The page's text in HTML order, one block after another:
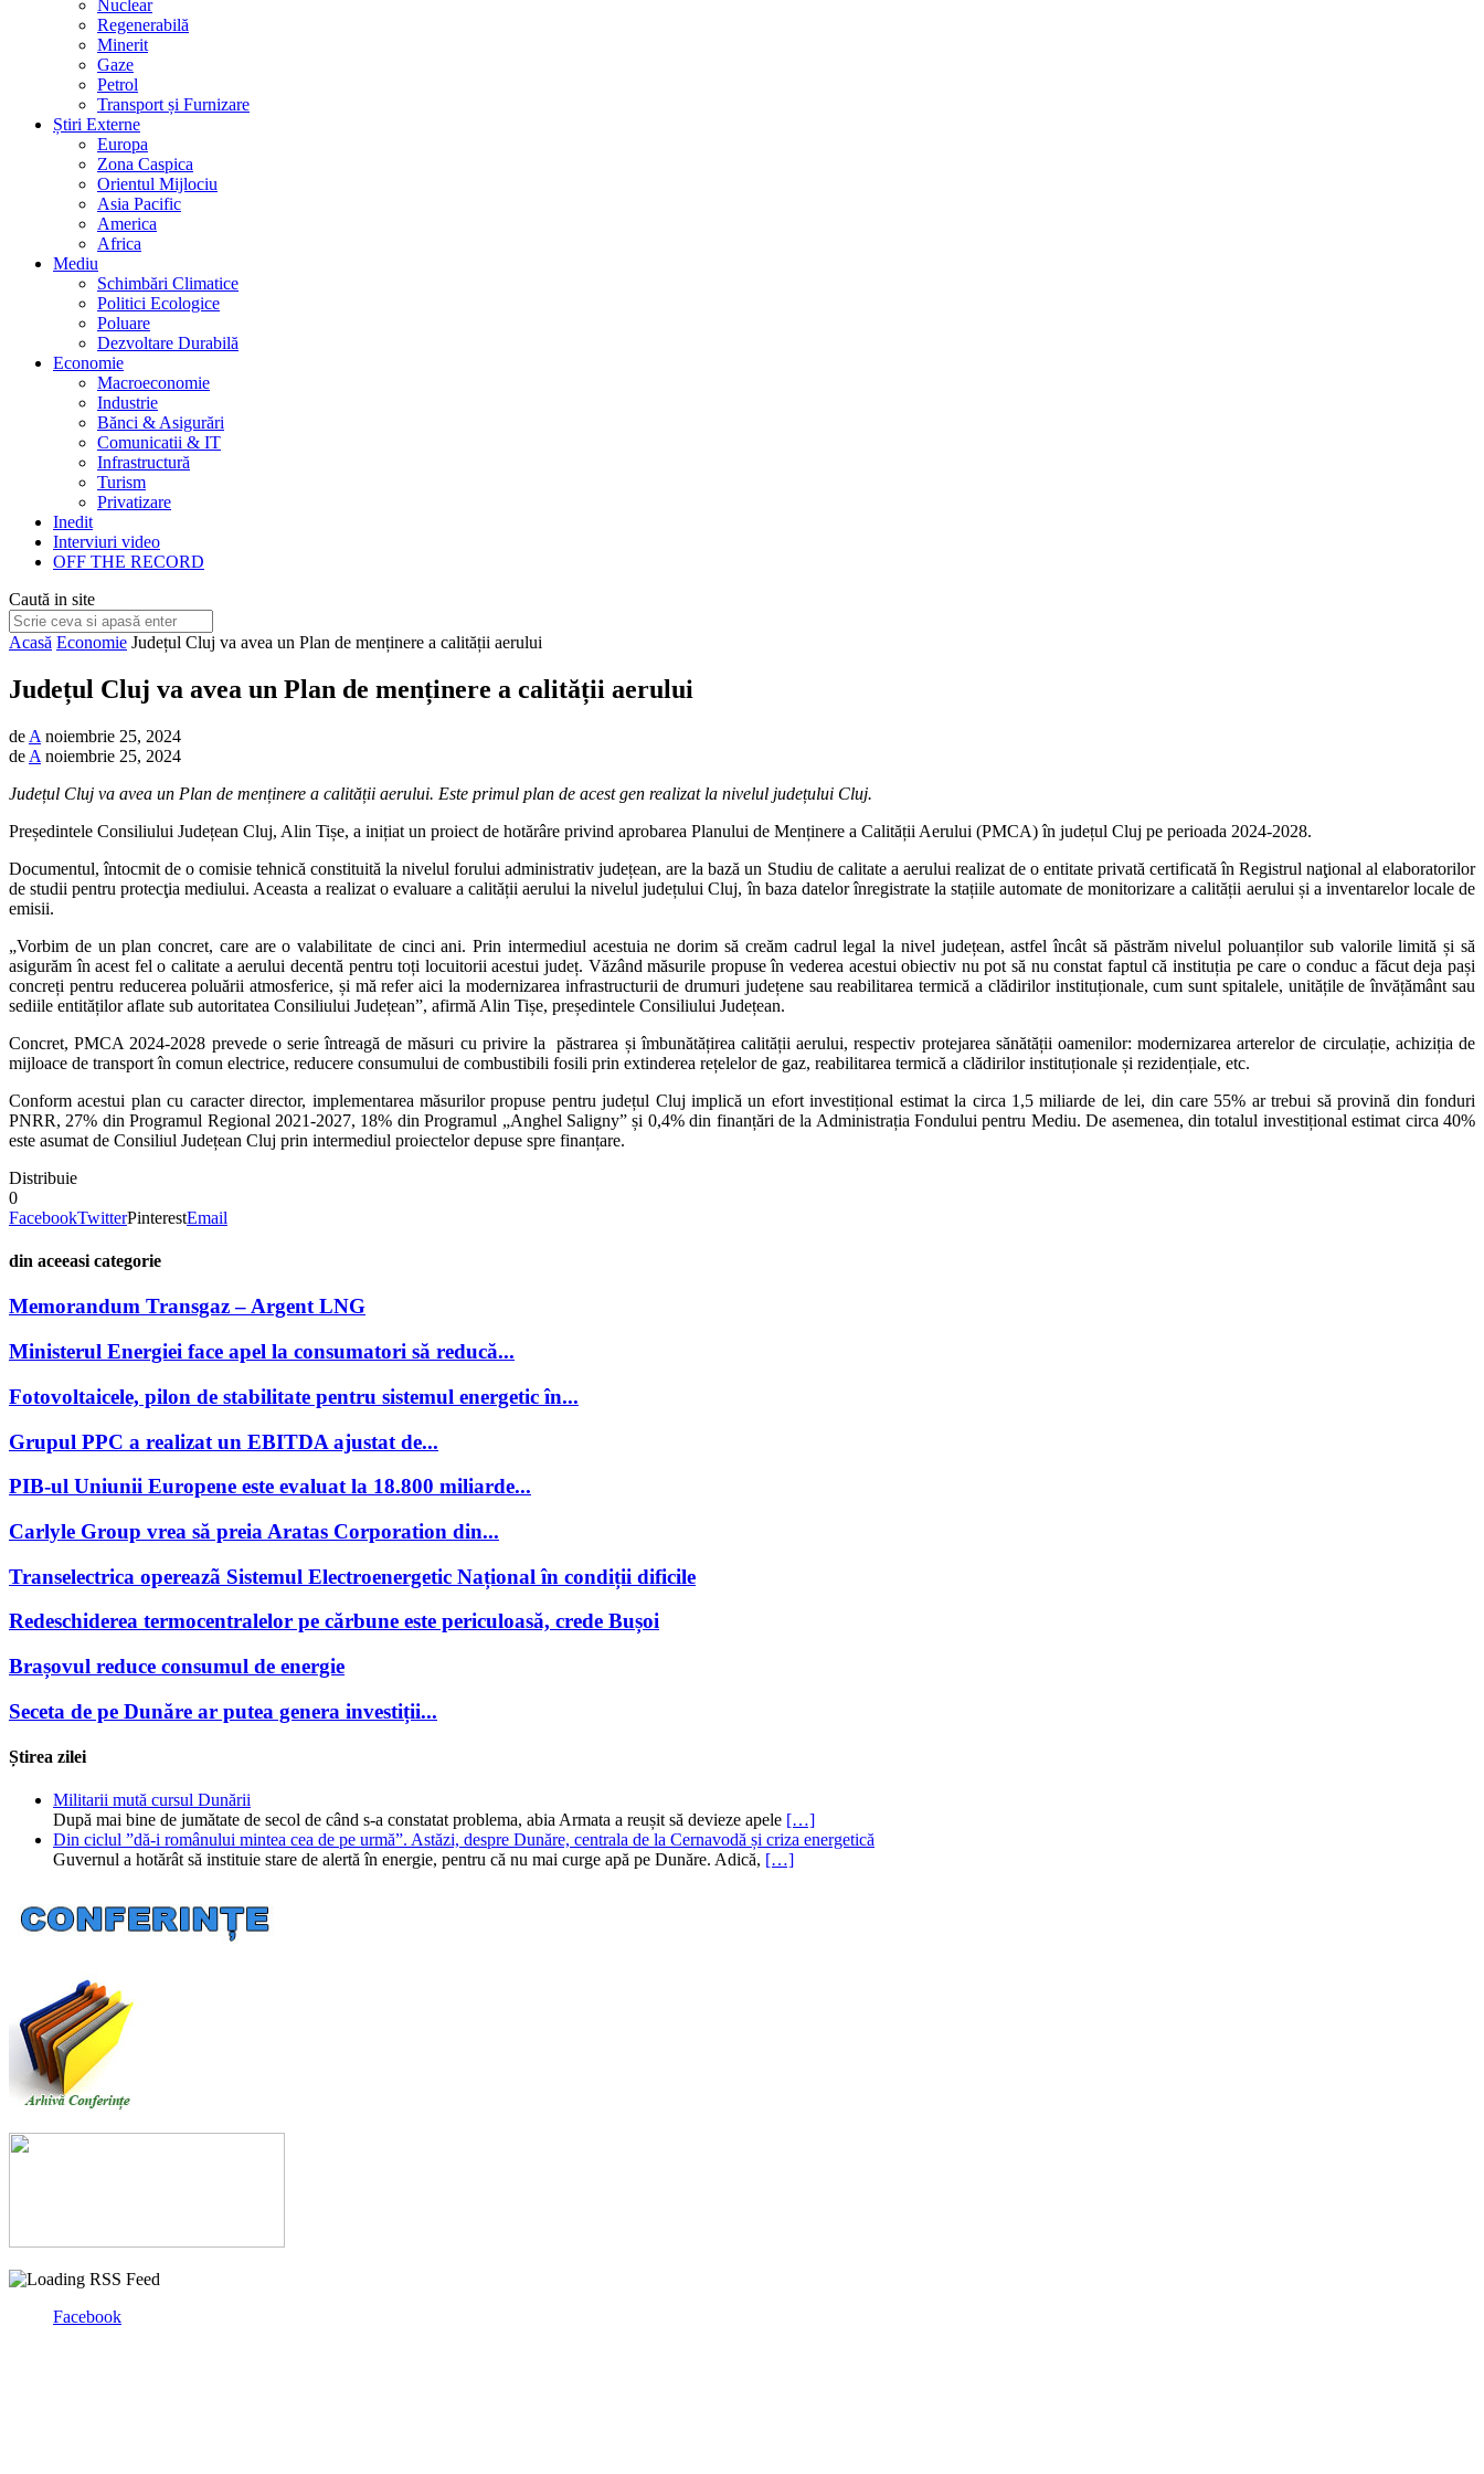
Nuclear
Regenerabilă
Minerit
Gaze
Petrol
Transport și Furnizare
Știri Externe
Europa
Zona Caspica
Orientul Mijlociu
Asia Pacific
America
Africa
Mediu
Schimbări Climatice
Politici Ecologice
Poluare
Dezvoltare Durabilă
Economie
Macroeconomie
Industrie
Bănci & Asigurări
Comunicatii & IT
Infrastructură
Turism
Privatizare
Inedit
Interviuri video
OFF THE RECORD
Caută in site
Acasă Economie Județul Cluj va avea un Plan de menținere a calității aerului
Județul Cluj va avea un Plan de menținere a calității aerului
de A noiembrie 25, 2024
de A noiembrie 25, 2024
Județul Cluj va avea un Plan de menținere a calității aerului. Este primul plan de acest gen realizat la nivelul județului Cluj.
Președintele Consiliului Județean Cluj, Alin Tișe, a inițiat un proiect de hotărâre privind aprobarea Planului de Menținere a Calității Aerului (PMCA) în județul Cluj pe perioada 2024-2028.
Documentul, întocmit de o comisie tehnică constituită la nivelul forului administrativ județean, are la bază un Studiu de calitate a aerului realizat de o entitate privată certificată în Registrul naţional al elaboratorilor
de studii pentru protecţia mediului. Aceasta a realizat o evaluare a calității aerului la nivelul județului Cluj, în baza datelor înregistrate la stațiile automate de monitorizare a calității aerului și a inventarelor locale de
emisii.
„Vorbim de un plan concret, care are o valabilitate de cinci ani. Prin intermediul acestuia ne dorim să creăm cadrul legal la nivel județean, astfel încât să păstrăm nivelul poluanților sub valorile limită și să
asigurăm în acest fel o calitate a aerului decentă pentru toți locuitorii acestui județ. Văzând măsurile propuse în vederea acestui obiectiv nu pot să nu constat faptul că instituția pe care o conduc a făcut deja pași
concreți pentru reducerea poluării atmosferice, și mă refer aici la modernizarea infrastructurii de drumuri județene sau reabilitarea termică a clădirilor instituționale, cum sunt spitalele, unitățile de învățământ sau
sediile entităților aflate sub autoritatea Consiliului Județean”, afirmă Alin Tișe, președintele Consiliului Județean.
Concret, PMCA 2024-2028 prevede o serie întreagă de măsuri cu privire la păstrarea și îmbunătățirea calității aerului, respectiv protejarea sănătății oamenilor: modernizarea arterelor de circulație, achiziția de
mijloace de transport în comun electrice, reducere consumului de combustibili fosili prin extinderea rețelelor de gaz, reabilitarea termică a clădirilor instituționale și rezidențiale, etc.
Conform acestui plan cu caracter director, implementarea măsurilor propuse pentru județul Cluj implică un efort investițional estimat la circa 1,5 miliarde de lei, din care 55% ar trebui să provină din fonduri
PNRR, 27% din Programul Regional 2021-2027, 18% din Programul „Anghel Saligny” și 0,4% din finanțări de la Administrația Fondului pentru Mediu. De asemenea, din totalul investițional estimat circa 40%
este asumat de Consiliul Județean Cluj prin intermediul proiectelor depuse spre finanțare.
Distribuie
0
FacebookTwitterPinterestEmail
din aceeasi categorie
Memorandum Transgaz – Argent LNG
Ministerul Energiei face apel la consumatori să reducă...
Fotovoltaicele, pilon de stabilitate pentru sistemul energetic în...
Grupul PPC a realizat un EBITDA ajustat de...
PIB-ul Uniunii Europene este evaluat la 18.800 miliarde...
Carlyle Group vrea să preia Aratas Corporation din...
Transelectrica opereazã Sistemul Electroenergetic Național în condiții dificile
Redeschiderea termocentralelor pe cărbune este periculoasă, crede Bușoi
Brașovul reduce consumul de energie
Seceta de pe Dunăre ar putea genera investiții...
Știrea zilei
Militarii mută cursul Dunării
După mai bine de jumătate de secol de când s-a constatat problema, abia Armata a reușit să devieze apele […]
Din ciclul ”dă-i românului mintea cea de pe urmă”. Astăzi, despre Dunăre, centrala de la Cernavodă și criza energetică
Guvernul a hotărât să instituie stare de alertă în energie, pentru că nu mai curge apă pe Dunăre. Adică, […]
Facebook